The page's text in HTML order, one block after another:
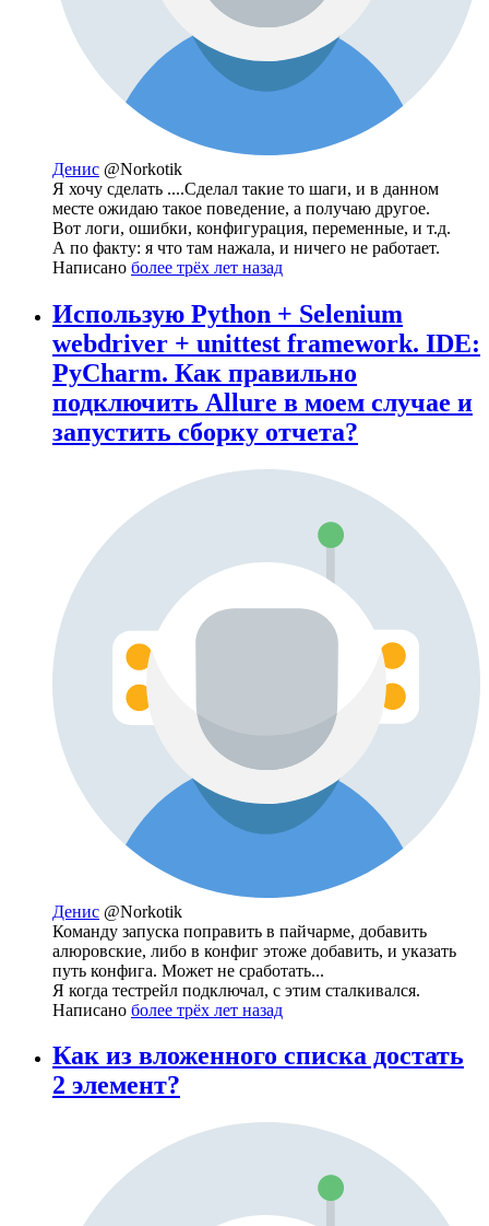
Денис @Norkotik
Я хочу сделать ....Сделал такие то шаги, и в данном
месте ожидаю такое поведение, а получаю другое.
Вот логи, ошибки, конфигурация, переменные, и т.д.
А по факту: я что там нажала, и ничего не работает.
Написано более трёх лет назад
Использую Python + Selenium
webdriver + unittest framework. IDE:
PyCharm. Как правильно
подключить Allure в моем случае и
запустить сборку отчета?
Денис @Norkotik
Команду запуска поправить в пайчарме, добавить
алюровские, либо в конфиг этоже добавить, и указать
путь конфига. Может не сработать...
Я когда тестрейл подключал, с этим сталкивался.
Написано более трёх лет назад
Как из вложенного списка достать
2 элемент?